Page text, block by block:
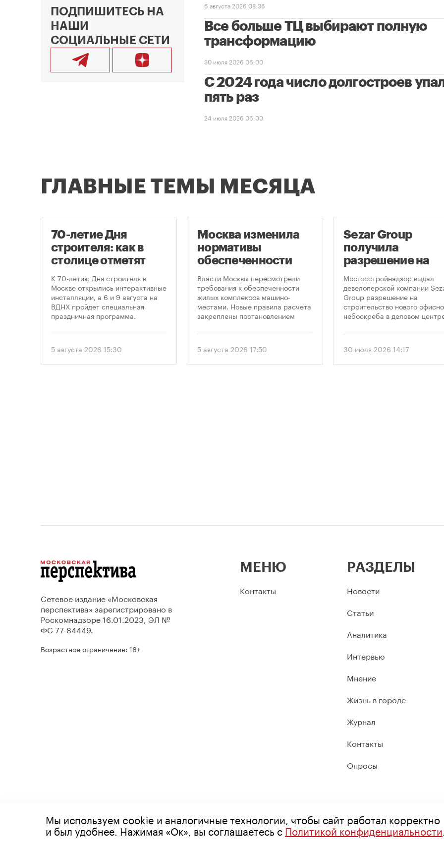
6 августа 2026 08:36
Все больше ТЦ выбирают полную
трансформацию
30 июля 2026 06:00
С 2024 года число долгостроев
пять раз
24 июля 2026 06:00
ПОДПИШИТЕСЬ НА
НАШИ
СОЦИАЛЬНЫЕ СЕТИ
ГЛАВНЫЕ ТЕМЫ МЕСЯЦА
70-летие Дня
строителя: как в
столице отметят
круглую дату
профессионального
праздника
К 70-летию Дня строителя в
Москве открылись интерактивные
инсталляции, а 6 и 9 августа на
ВДНХ пройдет специальная
праздничная программа.
5 августа 2026 15:30
Москва изменила
нормативы
обеспеченности
новостроек
парковками
Власти Москвы пересмотрели
требования к обеспеченности
жилых комплексов машино-
местами. Новые правила расчета
закреплены постановлением
от 5 августа 2026 года. Документ
подход к определению
необходимого количества
5 августа 2026 17:50
Sezar Group
получила
разрешение на
строительство
небоскреба в
«Москва-Сити»
Мосгосстройнадзор выдал
девелоперской компании
Group разрешение на
строительство нового
небоскреба в деловом
предусматривает
метров.
30 июля 2026 14:17
Сетевое издание «Московская
перспектива» зарегистрировано в
Роскомнадзоре 16.01.2023, ЭЛ №
ФС 77-84449.
Возрастное ограничение: 16+
МЕНЮ
Контакты
РАЗДЕЛЫ
Новости
Статьи
Аналитика
Интервью
Мнение
Жизнь в городе
Журнал
Контакты
Опросы
© 2026 Все права защищены
Мы используем cookie и аналогичные технологии, чтобы сайт работал корректно
и был удобнее. Нажимая «Ок», вы соглашаетесь сПолитикой конфиденциальности